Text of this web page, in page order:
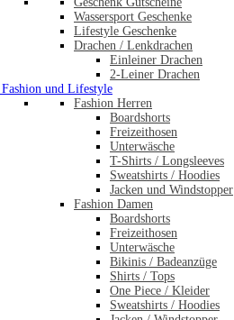
Wassersport Geschenke
Lifestyle Geschenke
Drachen / Lenkdrachen
Einleiner Drachen
2-Leiner Drachen
und Lifestyle
Fashion Herren
Boardshorts
Freizeithosen
Unterwäsche
T-Shirts / Longsleeves
Sweatshirts / Hoodies
Jacken und Windstopper
Fashion Damen
Boardshorts
Freizeithosen
Unterwäsche
Bikinis / Badeanzüge
Shirts / Tops
One Piece / Kleider
Sweatshirts / Hoodies